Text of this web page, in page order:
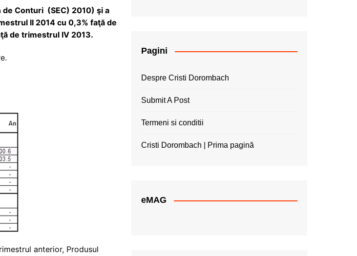
Conturi (SEC) 2010) şi a
II 2014 cu 0,3% faţă de
de trimestrul IV 2013.
anterior, Produsul
Pagini
Despre Cristi Dorombach
Submit A Post
Termeni si conditii
Cristi Dorombach | Prima pagină
eMAG